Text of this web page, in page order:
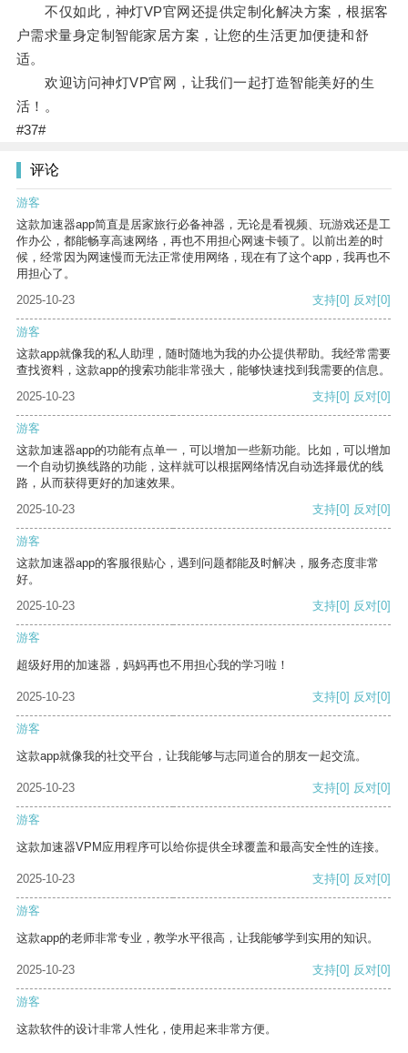
不仅如此，神灯VP官网还提供定制化解决方案，根据客
户需求量身定制智能家居方案，让您的生活更加便捷和舒
适。
欢迎访问神灯VP官网，让我们一起打造智能美好的生
活！。
#37#
评论
游客
这款加速器app简直是居家旅行必备神器，无论是看视频、玩游戏还是工
作办公，都能畅享高速网络，再也不用担心网速卡顿了。以前出差的时
候，经常因为网速慢而无法正常使用网络，现在有了这个app，我再也不
用担心了。
2025-10-23
支持[0] 反对[0]
游客
这款app就像我的私人助理，随时随地为我的办公提供帮助。我经常需要
查找资料，这款app的搜索功能非常强大，能够快速找到我需要的信息。
2025-10-23
支持[0] 反对[0]
游客
这款加速器app的功能有点单一，可以增加一些新功能。比如，可以增加
一个自动切换线路的功能，这样就可以根据网络情况自动选择最优的线
路，从而获得更好的加速效果。
2025-10-23
支持[0] 反对[0]
游客
这款加速器app的客服很贴心，遇到问题都能及时解决，服务态度非常
好。
2025-10-23
支持[0] 反对[0]
游客
超级好用的加速器，妈妈再也不用担心我的学习啦！
2025-10-23 支持[0] 反对[0]
游客
这款app就像我的社交平台，让我能够与志同道合的朋友一起交流。
2025-10-23 支持[0] 反对[0]
游客
这款加速器VPM应用程序可以给你提供全球覆盖和最高安全性的连接。
2025-10-23 支持[0] 反对[0]
游客
这款app的老师非常专业，教学水平很高，让我能够学到实用的知识。
2025-10-23 支持[0] 反对[0]
游客
这款软件的设计非常人性化，使用起来非常方便。